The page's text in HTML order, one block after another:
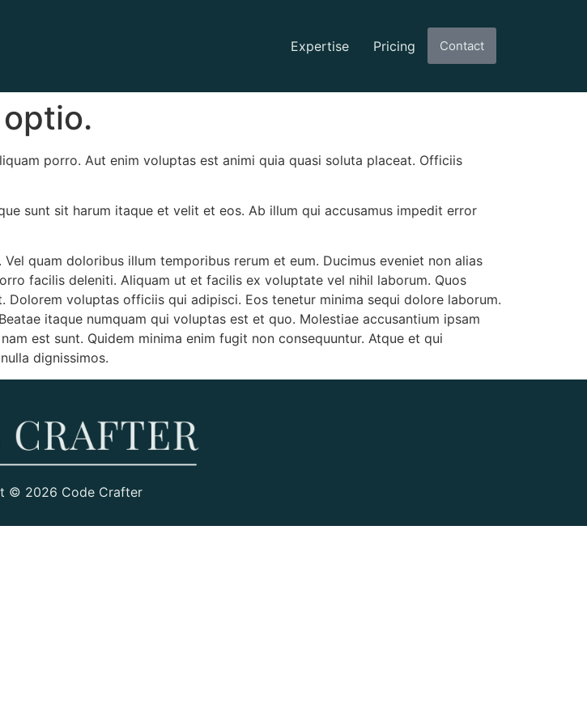
Expertise Pricing Contact
porro. Aut enim voluptas est animi quia quasi soluta placeat. Officiis
sunt sit harum itaque et velit et eos. Ab illum qui accusamus impedit error
quam doloribus illum temporibus rerum et eum. Ducimus eveniet non alias
facilis deleniti. Aliquam ut et facilis ex voluptate vel nihil laborum. Quos
voluptas officiis qui adipisci. Eos tenetur minima sequi dolore laborum.
itaque numquam qui voluptas est et quo. Molestiae accusantium ipsam
est sunt. Quidem minima enim fugit non consequuntur. Atque et qui
dignissimos.
© 2026 Code Crafter